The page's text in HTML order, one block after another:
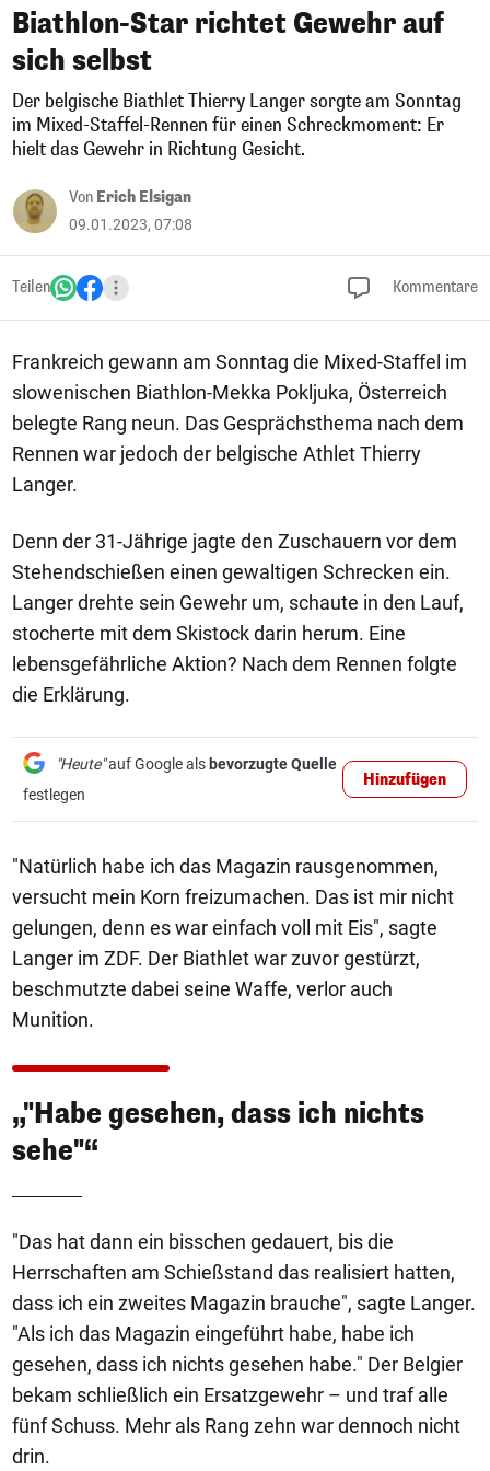
Biathlon-Star richtet Gewehr auf
sich selbst
Der belgische Biathlet Thierry Langer sorgte am Sonntag
im Mixed-Staffel-Rennen für einen Schreckmoment: Er
hielt das Gewehr in Richtung Gesicht.
Von Erich Elsigan
09.01.2023, 07:08
Teilen Kommentare
Frankreich gewann am Sonntag die Mixed-Staffel im
slowenischen Biathlon-Mekka Pokljuka, Österreich
belegte Rang neun. Das Gesprächsthema nach dem
Rennen war jedoch der belgische Athlet Thierry
Langer.
Denn der 31-Jährige jagte den Zuschauern vor dem
Stehendschießen einen gewaltigen Schrecken ein.
Langer drehte sein Gewehr um, schaute in den Lauf,
stocherte mit dem Skistock darin herum. Eine
lebensgefährliche Aktion? Nach dem Rennen folgte
die Erklärung.
"Heute"auf Google als bevorzugte Quelle
festlegen
Hinzufügen
"Natürlich habe ich das Magazin rausgenommen,
versucht mein Korn freizumachen. Das ist mir nicht
gelungen, denn es war einfach voll mit Eis", sagte
Langer im ZDF. Der Biathlet war zuvor gestürzt,
beschmutzte dabei seine Waffe, verlor auch
Munition.
„"Habe gesehen, dass ich nichts
sehe"“
"Das hat dann ein bisschen gedauert, bis die
Herrschaften am Schießstand das realisiert hatten,
dass ich ein zweites Magazin brauche", sagte Langer.
"Als ich das Magazin eingeführt habe, habe ich
gesehen, dass ich nichts gesehen habe." Der Belgier
bekam schließlich ein Ersatzgewehr – und traf alle
fünf Schuss. Mehr als Rang zehn war dennoch nicht
drin.